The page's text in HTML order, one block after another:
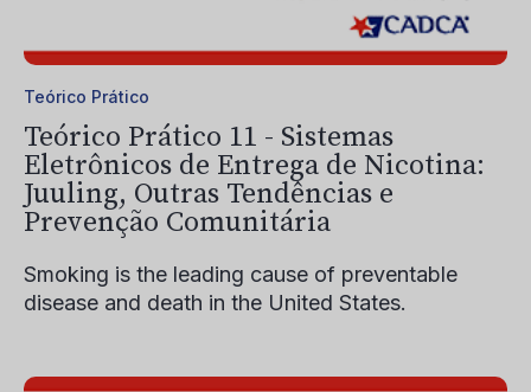
Teórico Prático
Teórico Prático 11 - Sistemas
Eletrônicos de Entrega de Nicotina:
Juuling, Outras Tendências e
Prevenção Comunitária
Smoking is the leading cause of preventable
disease and death in the United States.